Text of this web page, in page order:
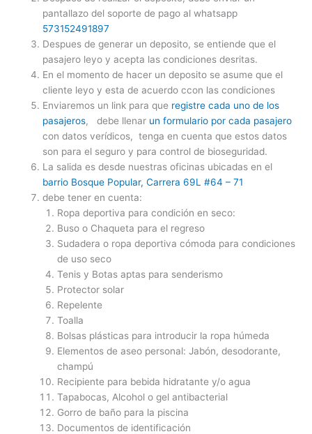
pantallazo del soporte de pago al whatsapp
573152491897
Despues de generar un deposito, se entiende que el
pasajero leyo y acepta las condiciones desritas.
En el momento de hacer un deposito se asume que el
cliente leyo y esta de acuerdo ccon las condiciones
Enviaremos un link para que registre cada uno de los
pasajeros, debe llenar un formulario por cada pasajero
con datos verídicos, tenga en cuenta que estos datos
son para el seguro y para control de bioseguridad.
La salida es desde nuestras oficinas ubicadas en el
barrio Bosque Popular, Carrera 69L #64 – 71
debe tener en cuenta:
Ropa deportiva para condición en seco:
Buso o Chaqueta para el regreso
Sudadera o ropa deportiva cómoda para condiciones
de uso seco
Tenis y Botas aptas para senderismo
Protector solar
Repelente
Toalla
Bolsas plásticas para introducir la ropa húmeda
Elementos de aseo personal: Jabón, desodorante,
champú
Recipiente para bebida hidratante y/o agua
Tapabocas, Alcohol o gel antibacterial
Gorro de baño para la piscina
Documentos de identificación